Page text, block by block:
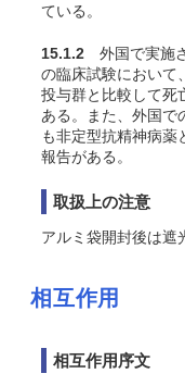
ている。
15.1.2 外国で実施
の臨床試験において
投与群と比較して死
ある。また、外国で
も非定型抗精神病薬
報告がある。
取扱上の注意
アルミ袋開封後は遮
相互作用
相互作用序文